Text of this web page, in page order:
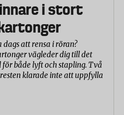
i stort
att rensa i röran?
vägleder dig till det
både lyft och stapling. Två
klarade inte att uppfylla